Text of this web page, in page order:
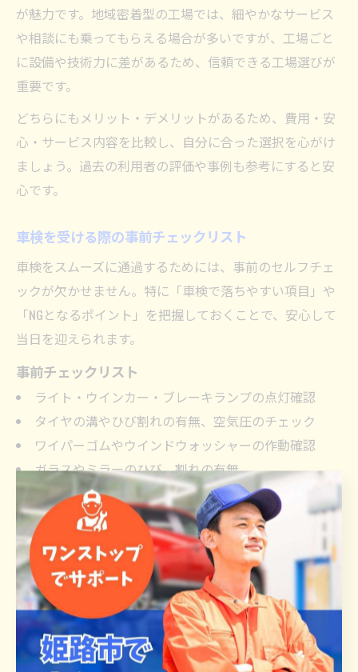
が魅力です。地域密着型の工場では、細やかなサービス
や相談にも乗ってもらえる場合が多いですが、工場ごと
に設備や技術力に差があるため、信頼できる工場選びが
重要です。
どちらにもメリット・デメリットがあるため、費用・安
心・サービス内容を比較し、自分に合った選択を心がけ
ましょう。過去の利用者の評価や事例も参考にすると安
心です。
車検を受ける際の事前チェックリスト
車検をスムーズに通過するためには、事前のセルフチェ
ックが欠かせません。特に「車検で落ちやすい項目」や
「NGとなるポイント」を把握しておくことで、安心して
当日を迎えられます。
事前チェックリスト
ライト・ウインカー・ブレーキランプの点灯確認
タイヤの溝やひび割れの有無、空気圧のチェック
ワイパーゴムやウインドウォッシャーの作動確認
ガラスやミラーのひび、割れの有無
排気ガスの色や異音の有無
車内の荷物整理と清掃
これらを事前に確認することで、車検に通らないリスク
を大幅に減らせます。万が一不具合が見つかった場合
は、早めに整備工場に相談し、対策を講じましょう。初
めての方でもこのリストを活用すれば、安心して車検を
受けることができます。